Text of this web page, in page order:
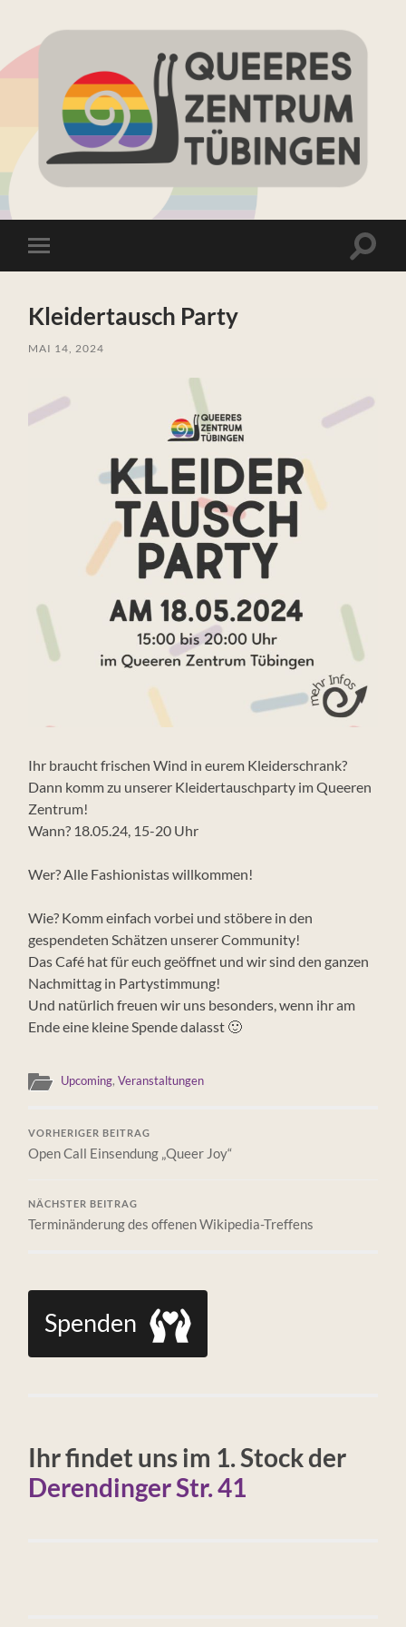
Tübingen
Mobile-
Menü
Kleidertausch Party
MAI 14, 2024
Ihr braucht frischen Wind in eurem Kleiderschrank?
Dann komm zu unserer Kleidertauschparty im Queeren
Zentrum!
Wann? 18.05.24, 15-20 Uhr
Wer? Alle Fashionistas willkommen!
Wie? Komm einfach vorbei und stöbere in den
gespendeten Schätzen unserer Community!
Das Café hat für euch geöffnet und wir sind den ganzen
Nachmittag in Partystimmung!
Und natürlich freuen wir uns besonders, wenn ihr am
Ende eine kleine Spende dalasst 🙂
Upcoming,Veranstaltungen
VORHERIGER BEITRAG
Open Call Einsendung „Queer Joy“
NÄCHSTER BEITRAG
Terminänderung des offenen Wikipedia-Treffens
Spenden
Ihr findet uns im 1. Stock der
Derendinger Str. 41